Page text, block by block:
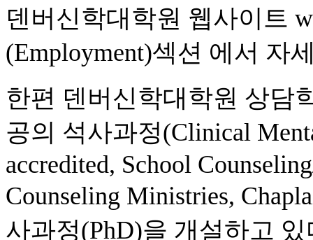
덴버신학대학원 웹사이트
(Employment)섹션 에서 자
한편 덴버신학대학원 상담
공의 석사과정(Clinical
accredited, School
Counseling Ministries,
사과정(PhD)을 개설하고 있